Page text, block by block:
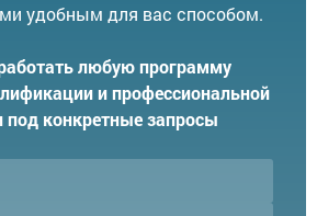
удобным для вас способом.
любую программу
и профессиональной
под конкретные запросы